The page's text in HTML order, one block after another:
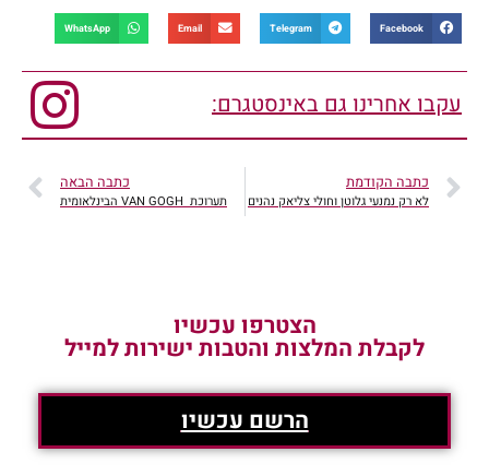
Facebook
Telegram
Email
WhatsApp
עקבו אחרינו גם באינסטגרם:
כתבה הקודמת
לא רק נמנעי גלוטן וחולי צליאק נהנים
כתבה הבאה
תערוכת VAN GOGH הבינלאומית
הצטרפו עכשיו
לקבלת המלצות והטבות ישירות למייל
הרשם עכשיו